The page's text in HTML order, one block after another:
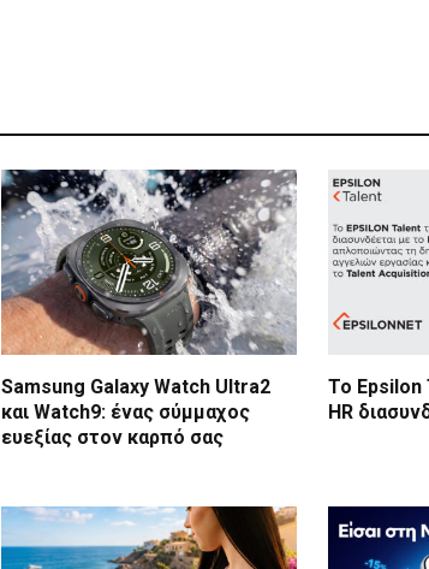
Samsung Galaxy Watch Ultra2
και Watch9: ένας σύμμαχος
ευεξίας στον καρπό σας
Το Epsilon
HR